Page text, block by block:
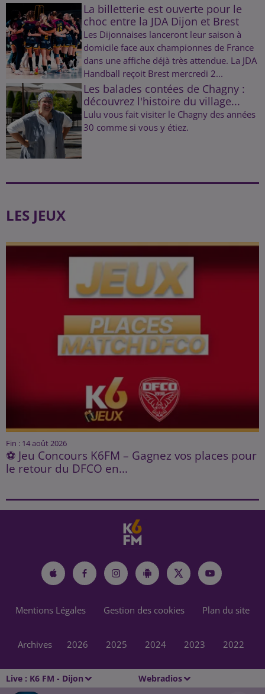
Live : K6 FM - Dijon Webradios
La billetterie est ouverte pour le
choc entre la JDA Dijon et Brest
Les Dijonnaises lanceront leur saison à
domicile face aux championnes de France
dans une affiche déjà très attendue. La JDA
Handball reçoit Brest mercredi 2...
Les balades contées de Chagny :
découvrez l'histoire du village...
Lulu vous fait visiter le Chagny des années
30 comme si vous y étiez.
LES JEUX
Fin : 14 août 2026
⚽ Jeu Concours K6FM – Gagnez vos places pour
le retour du DFCO en...
Mentions Légales Gestion des cookies Plan du site
Archives 2026 2025 2024 2023 2022